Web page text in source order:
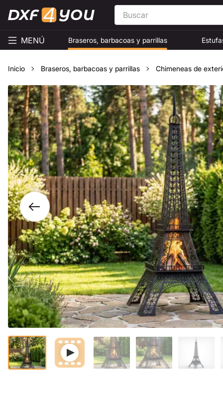
MENÚ Braseros, barbacoas y parrillas
Inicio Braseros, barbacoas y parrillas Chimeneas de